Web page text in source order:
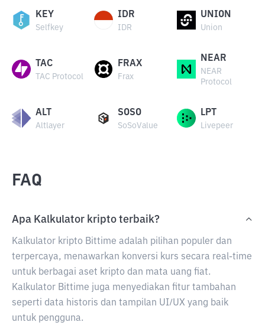
KEY
Selfkey
IDR
IDR
UNION
Union
TAC
TAC Protocol
FRAX
Frax
NEAR
NEAR
Protocol
ALT
Altlayer
SOSO
SoSoValue
LPT
Livepeer
FAQ
Apa Kalkulator kripto terbaik?
Kalkulator kripto Bittime adalah pilihan populer dan
terpercaya, menawarkan konversi kurs secara real-time
untuk berbagai aset kripto dan mata uang fiat.
Kalkulator Bittime juga menyediakan fitur tambahan
seperti data historis dan tampilan UI/UX yang baik
untuk pengguna.